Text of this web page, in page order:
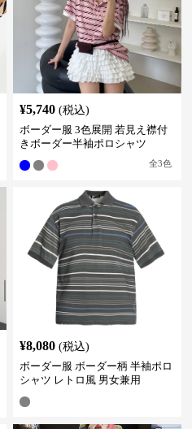
¥5,740 (税込)
ボーダー服 3色展開 若見え襟付
きボーダー半袖ポロシャツ
全3色
¥8,080 (税込)
ボーダー服 ボーダー柄 半袖ポロ
シャツ レトロ風 男女兼用